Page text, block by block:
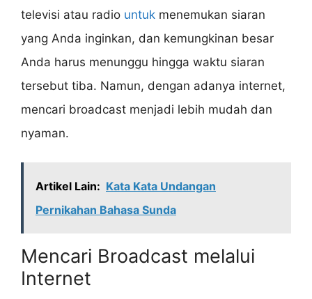
televisi atau radio untuk menemukan siaran
yang Anda inginkan, dan kemungkinan besar
Anda harus menunggu hingga waktu siaran
tersebut tiba. Namun, dengan adanya internet,
mencari broadcast menjadi lebih mudah dan
nyaman.
Artikel Lain: Kata Kata Undangan
Pernikahan Bahasa Sunda
Mencari Broadcast melalui
Internet